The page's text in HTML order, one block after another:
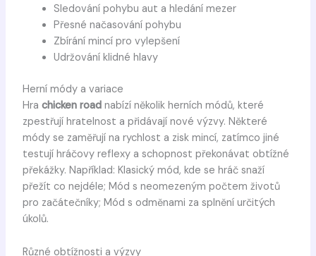
Sledování pohybu aut a hledání mezer
Přesné načasování pohybu
Zbírání mincí pro vylepšení
Udržování klidné hlavy
Herní módy a variace
Hra chicken roadnabízí několik herních módů, které
zpestřují hratelnost a přidávají nové výzvy. Některé
módy se zaměřují na rychlost a zisk mincí, zatímco jiné
testují hráčovy reflexy a schopnost překonávat obtížné
překážky. Například: Klasický mód, kde se hráč snaží
přežít co nejdéle; Mód s neomezeným počtem životů
pro začátečníky; Mód s odměnami za splnění určitých
úkolů.
Různé obtížnosti a výzvy